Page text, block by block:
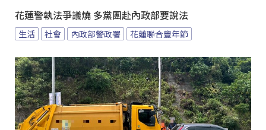
花蓮警執法爭議燒 多黨團赴內政部要說法
生活 社會 內政部警政署 花蓮聯合豐年節